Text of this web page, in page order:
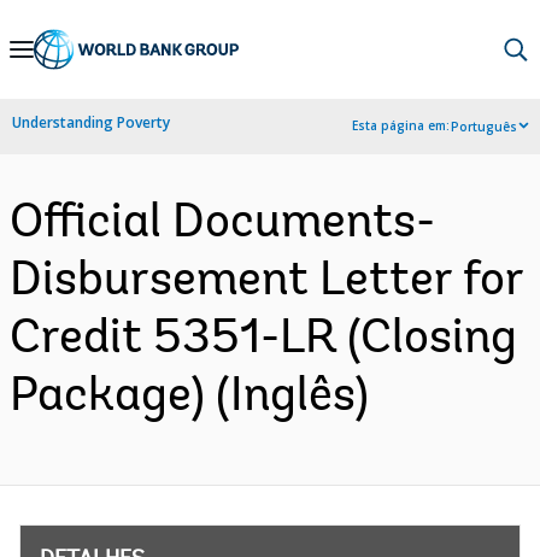
Skip
Navigation
Understanding Poverty Esta página em:Português
Official Documents-
Disbursement Letter for
Credit 5351-LR (Closing
Package) (Inglês)